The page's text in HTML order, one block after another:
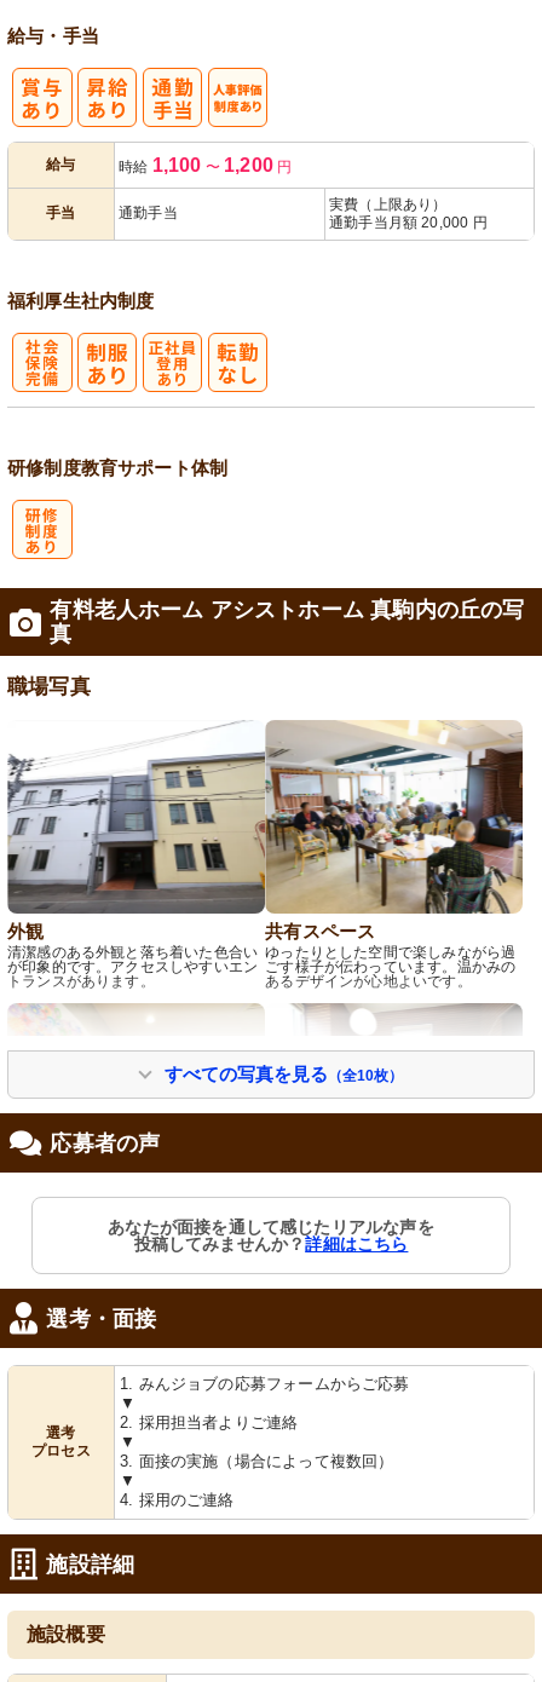
給与・手当
給与 時給 1,100 〜 1,200円
手当 通勤手当
実費（上限あり）
通勤手当月額 20,000 円
福利厚生社内制度
研修制度教育サポート体制
有料老人ホーム アシストホーム 真駒内の丘の写
真
職場写真
外観
清潔感のある外観と落ち着いた色合い
が印象的です。アクセスしやすいエン
トランスがあります。
共有スペース
ゆったりとした空間で楽しみながら過
ごす様子が伝わっています。温かみの
あるデザインが心地よいです。
カラフルな壁飾りが目を引く廊下で
す。明るく開放的な空間をお楽しみい
ただけます。
居室
陽光が差し込む明るい部屋で、居心地
の良さを感じられる空間です。
清潔感溢れる廊下には色とりどりのア
ートが飾られ、心地よい空間を提供し
ています。
静かで安全な移動を支えるエレベータ
ーが整っています。
すべての写真を見る （全10枚）
応募者の声
あなたが面接を通して感じたリアルな声を
投稿してみませんか？詳細はこちら
選考・面接
選考
プロセス
1. みんジョブの応募フォームからご応募
▼
2. 採用担当者よりご連絡
▼
3. 面接の実施（場合によって複数回）
▼
4. 採用のご連絡
施設詳細
施設概要